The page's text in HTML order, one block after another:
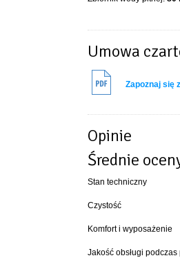
Umowa
Zapoznaj się
Opinie
Średnie
Stan techniczny
Czystość
Komfort i wyposażenie
Jakość obsługi